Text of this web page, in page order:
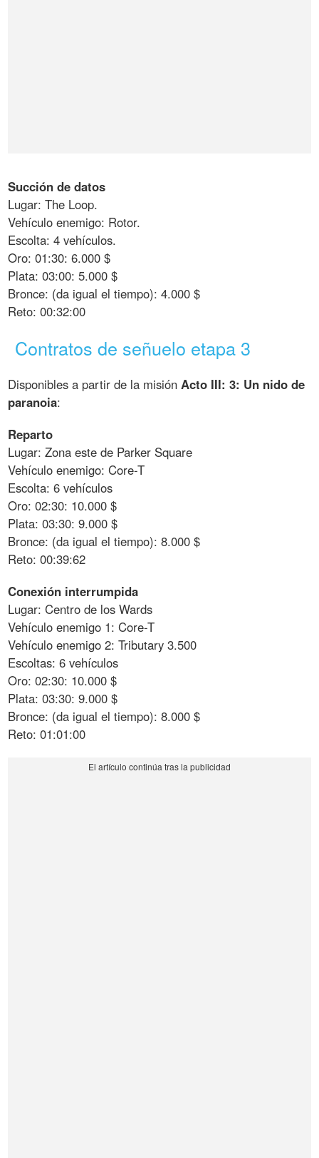
Succión de datos
Lugar: The Loop.
Vehículo enemigo: Rotor.
Escolta: 4 vehículos.
Oro: 01:30: 6.000 $
Plata: 03:00: 5.000 $
Bronce: (da igual el tiempo): 4.000 $
Reto: 00:32:00
Contratos de señuelo etapa 3
Disponibles a partir de la misiónActo III: 3: Un nido de
paranoia:
Reparto
Lugar: Zona este de Parker Square
Vehículo enemigo: Core-T
Escolta: 6 vehículos
Oro: 02:30: 10.000 $
Plata: 03:30: 9.000 $
Bronce: (da igual el tiempo): 8.000 $
Reto: 00:39:62
Conexión interrumpida
Lugar: Centro de los Wards
Vehículo enemigo 1: Core-T
Vehículo enemigo 2: Tributary 3.500
Escoltas: 6 vehículos
Oro: 02:30: 10.000 $
Plata: 03:30: 9.000 $
Bronce: (da igual el tiempo): 8.000 $
Reto: 01:01:00